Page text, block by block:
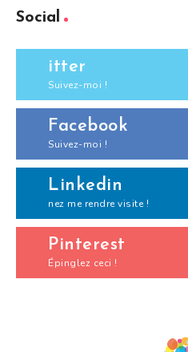
Social
itter
Suivez-moi !
Facebook
Suivez-moi !
Linkedin
nez me rendre visite !
Pinterest
Épinglez ceci !